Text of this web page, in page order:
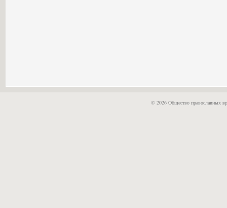
© 2026 Общество православных